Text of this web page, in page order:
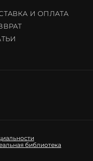
И ОПЛАТА
библиотека